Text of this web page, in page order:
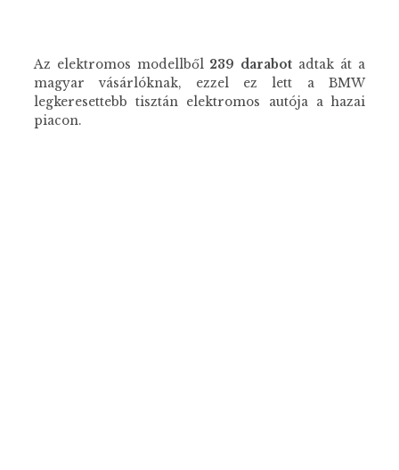
Az elektromos modellből 239 darabot adtak át a
magyar vásárlóknak, ezzel ez lett a BMW
legkeresettebb tisztán elektromos autója a hazai
piacon.